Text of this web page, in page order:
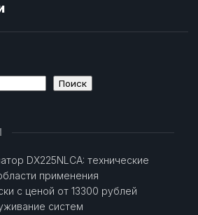
Поиск
DX225NLCA: технические
применения
с ценой от 13300 рублей
систем